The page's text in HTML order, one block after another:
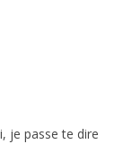
je passe te dire